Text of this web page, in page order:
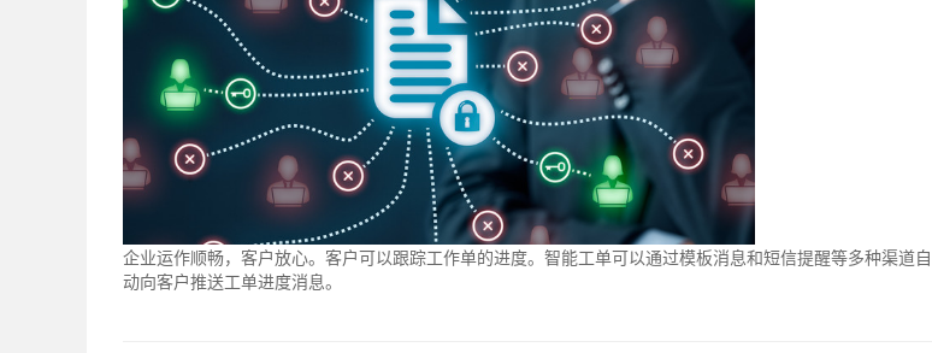
企业运作顺畅，客户放心。客户可以跟踪工作单的进度。智能工单可以通过模板消息和短信提醒等多种渠道自
动向客户推送工单进度消息。